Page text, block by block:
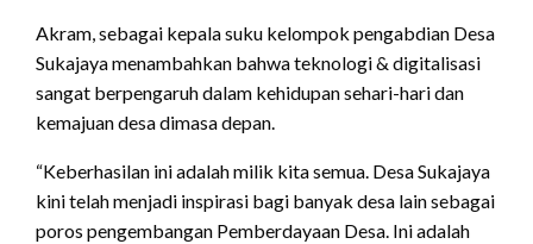
Akram, sebagai kepala suku kelompok pengabdian Desa
Sukajaya menambahkan bahwa teknologi & digitalisasi
sangat berpengaruh dalam kehidupan sehari-hari dan
kemajuan desa dimasa depan.
“Keberhasilan ini adalah milik kita semua. Desa Sukajaya
kini telah menjadi inspirasi bagi banyak desa lain sebagai
poros pengembangan Pemberdayaan Desa. Ini adalah